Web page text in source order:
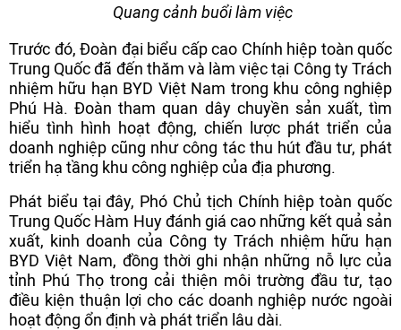
Quang cảnh buổi làm việc
Trước đó, Đoàn đại biểu cấp cao Chính hiệp toàn quốc
Trung Quốc đã đến thăm và làm việc tại Công ty Trách
nhiệm hữu hạn BYD Việt Nam trong khu công nghiệp
Phú Hà. Đoàn tham quan dây chuyền sản xuất, tìm
hiểu tình hình hoạt động, chiến lược phát triển của
doanh nghiệp cũng như công tác thu hút đầu tư, phát
triển hạ tầng khu công nghiệp của địa phương.
Phát biểu tại đây, Phó Chủ tịch Chính hiệp toàn quốc
Trung Quốc Hàm Huy đánh giá cao những kết quả sản
xuất, kinh doanh của Công ty Trách nhiệm hữu hạn
BYD Việt Nam, đồng thời ghi nhận những nỗ lực của
tỉnh Phú Thọ trong cải thiện môi trường đầu tư, tạo
điều kiện thuận lợi cho các doanh nghiệp nước ngoài
hoạt động ổn định và phát triển lâu dài.